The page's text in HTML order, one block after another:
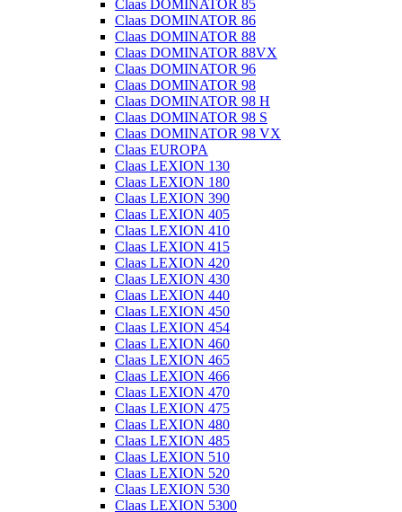
Claas DOMINATOR 85
Claas DOMINATOR 86
Claas DOMINATOR 88
Claas DOMINATOR 88VX
Claas DOMINATOR 96
Claas DOMINATOR 98
Claas DOMINATOR 98 H
Claas DOMINATOR 98 S
Claas DOMINATOR 98 VX
Claas EUROPA
Claas LEXION 130
Claas LEXION 180
Claas LEXION 390
Claas LEXION 405
Claas LEXION 410
Claas LEXION 415
Claas LEXION 420
Claas LEXION 430
Claas LEXION 440
Claas LEXION 450
Claas LEXION 454
Claas LEXION 460
Claas LEXION 465
Claas LEXION 466
Claas LEXION 470
Claas LEXION 475
Claas LEXION 480
Claas LEXION 485
Claas LEXION 510
Claas LEXION 520
Claas LEXION 530
Claas LEXION 5300